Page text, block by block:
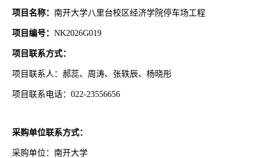
项目名称： 南开大学八里台校区经济学院停车场工程
项目编号： NK2026G019
项目联系方式：
项目联系人：郝蕊、周涛、张轶辰、杨晓彤
项目联系电话：022-23556656
采购单位联系方式：
采购单位：南开大学